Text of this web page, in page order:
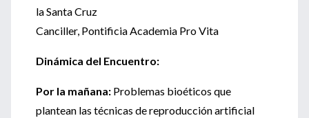
la Santa Cruz
Canciller, Pontificia Academia Pro Vita
Dinámica del Encuentro:
Por la mañana: Problemas bioéticos que
plantean las técnicas de reproducción artificial